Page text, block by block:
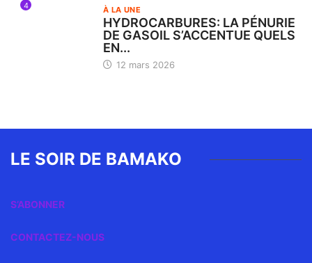
4 À LA UNE
HYDROCARBURES: LA PÉNURIE
DE GASOIL S’ACCENTUE QUELS
EN...
12 mars 2026
LE SOIR DE BAMAKO
S’ABONNER
CONTACTEZ-NOUS